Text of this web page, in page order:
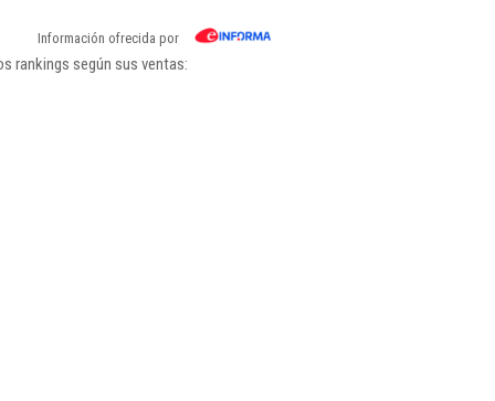
Información ofrecida por
rankings según sus ventas: